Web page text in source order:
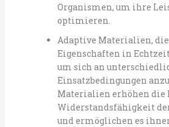
Organismen, um ihre
optimieren.
Adaptive Materialien,
Eigenschaften in
um sich an
Einsatzbedingungen
Materialien erhöhen
Widerstandsfähigkeit
und ermöglichen es